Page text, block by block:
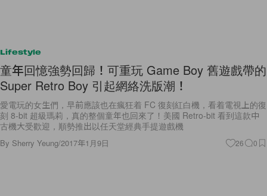
Lifestyle
童年回憶強勢回歸！可重玩 Game Boy 舊遊戲帶的
Super Retro Boy 引起網絡洗版潮！
愛電玩的女生們，早前應該也在瘋狂着 FC 復刻紅白機，看着電視上的復
刻 8-bit 超級瑪莉，真的整個童年也回來了！美國 Retro-bit 看到這款中
古機大受歡迎，順勢推出以任天堂經典手提遊戲機
By Sherry Yeung/2017年1月9日 26 0